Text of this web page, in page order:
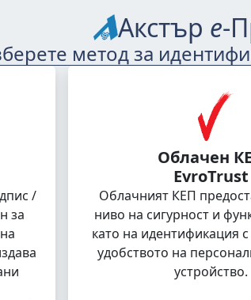
Акстър е-
метод за
/
за
Облачен
EvroTrust
Облачният КЕП
ниво на сигурност и
като на идентификация
удобството на
устройство.